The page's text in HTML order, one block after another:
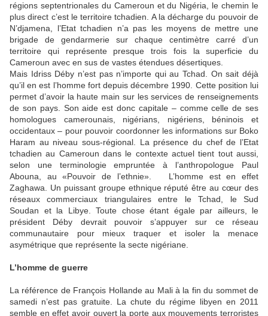
régions septentrionales du Cameroun et du Nigéria, le chemin le
plus direct c’est le territoire tchadien. A la décharge du pouvoir de
N’djamena, l’Etat tchadien n’a pas les moyens de mettre une
brigade de gendarmerie sur chaque centimètre carré d’un
territoire qui représente presque trois fois la superficie du
Cameroun avec en sus de vastes étendues désertiques.
Mais Idriss Déby n’est pas n’importe qui au Tchad. On sait déjà
qu’il en est l’homme fort depuis décembre 1990. Cette position lui
permet d’avoir la haute main sur les services de renseignements
de son pays. Son aide est donc capitale – comme celle de ses
homologues camerounais, nigérians, nigériens, béninois et
occidentaux – pour pouvoir coordonner les informations sur Boko
Haram au niveau sous-régional. La présence du chef de l’Etat
tchadien au Cameroun dans le contexte actuel tient tout aussi,
selon une terminologie empruntée à l’anthropologue Paul
Abouna, au «Pouvoir de l’ethnie». L’homme est en effet
Zaghawa. Un puissant groupe ethnique réputé être au cœur des
réseaux commerciaux triangulaires entre le Tchad, le Sud
Soudan et la Libye. Toute chose étant égale par ailleurs, le
président Déby devrait pouvoir s’appuyer sur ce réseau
communautaire pour mieux traquer et isoler la menace
asymétrique que représente la secte nigériane.
L’homme de guerre
La référence de François Hollande au Mali à la fin du sommet de
samedi n’est pas gratuite. La chute du régime libyen en 2011
semble en effet avoir ouvert la porte aux mouvements terroristes